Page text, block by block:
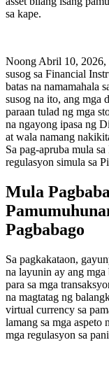
sa kape.
Noong Abril 10, 2026,
susog sa Financial
batas na namamahala
susog na ito, ang mga
paraan tulad ng mga
na ngayong ipasa ng
at wala namang
Sa pag-apruba mula
regulasyon simula sa
Mula
Pagbabago
Sa pagkakataon,
na layunin ay ang
para sa mga
na magtatag ng
virtual currency sa
lamang sa mga
mga regulasyon sa